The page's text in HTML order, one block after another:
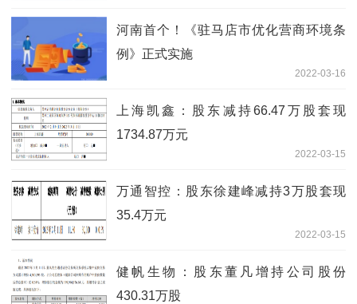
河南首个！《驻马店市优化营商环境条
例》正式实施
2022-03-16
上海凯鑫：股东减持66.47万股套现
1734.87万元
2022-03-15
万通智控：股东徐建峰减持3万股套现
35.4万元
2022-03-15
健帆生物：股东董凡增持公司股份
430.31万股